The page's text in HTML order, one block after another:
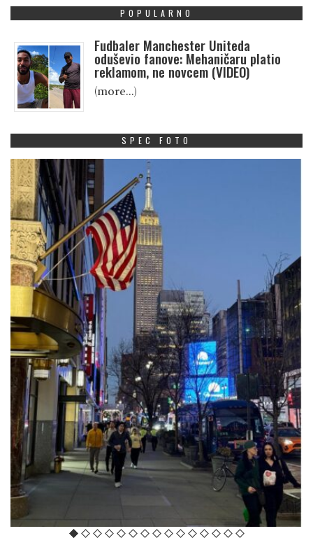
POPULARNO
Fudbaler Manchester Uniteda
oduševio fanove: Mehaničaru platio
reklamom, ne novcem (VIDEO)
(more…)
SPEC FOTO